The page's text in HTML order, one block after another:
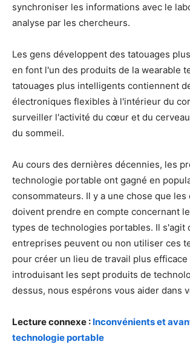
synchroniser les informations avec le
analyse par les chercheurs.
Les gens développent des tatouages
en font l'un des produits de la wearable
tatouages plus intelligents contiennent
électroniques flexibles à l'intérieur du
surveiller l'activité du cœur et du
du sommeil.
Au cours des dernières décennies, les
technologie portable ont gagné en
consommateurs. Il y a une chose que
doivent prendre en compte concernant
types de technologies portables. Il s'agit
entreprises peuvent ou non utiliser ces
pour créer un lieu de travail plus efficace
introduisant les sept produits de
dessus, nous espérons vous aider dans
Lecture connexe : Inconvénients et
technologie portable